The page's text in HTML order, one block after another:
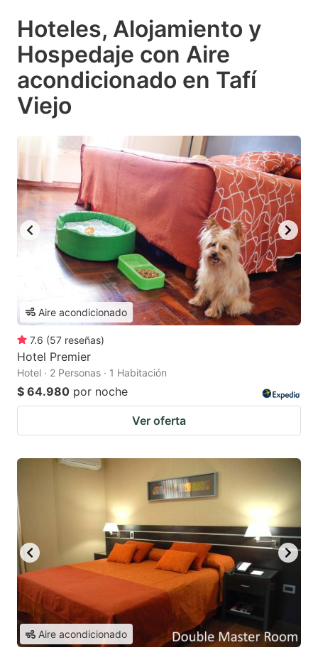
Hoteles, Alojamiento y
Hospedaje con Aire
acondicionado en Tafí
Viejo
Aire acondicionado
7.6 (57 reseñas)
Hotel Premier
Hotel · 2 Personas · 1 Habitación
$ 64.980 por noche
Ver oferta
Aire acondicionado